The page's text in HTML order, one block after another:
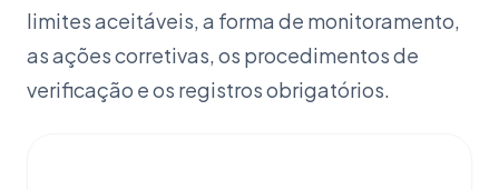
limites aceitáveis, a forma de monitoramento,
as ações corretivas, os procedimentos de
verificação e os registros obrigatórios.